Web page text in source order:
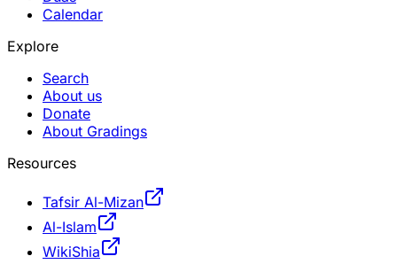
Calendar
Explore
Search
About us
Donate
About Gradings
Resources
Tafsir Al-Mizan
Al-Islam
WikiShia